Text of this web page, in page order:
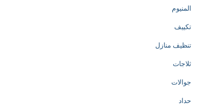
المنيوم
تكييف
تنظيف منازل
ثلاجات
جوالات
حداد